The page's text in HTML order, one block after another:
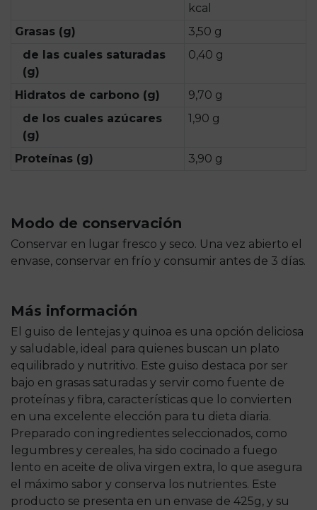
kcal
Grasas (g)
3,50 g
de las cuales saturadas
(g)
0,40 g
Hidratos de carbono (g)
9,70 g
de los cuales azúcares
(g)
1,90 g
Proteínas (g) 3,90 g
Modo de conservación
Conservar en lugar fresco y seco. Una vez abierto el
envase, conservar en frío y consumir antes de 3 días.
Más información
El guiso de lentejas y quinoa es una opción deliciosa
y saludable, ideal para quienes buscan un plato
equilibrado y nutritivo. Este guiso destaca por ser
bajo en grasas saturadas y servir como fuente de
proteínas y fibra, características que lo convierten
en una excelente elección para tu dieta diaria.
Preparado con ingredientes seleccionados, como
legumbres y cereales, ha sido cocinado a fuego
lento en aceite de oliva virgen extra, lo que asegura
el máximo sabor y conserva los nutrientes. Este
producto se presenta en un envase de 425g, y su